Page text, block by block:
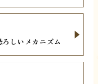
しいメカニズム